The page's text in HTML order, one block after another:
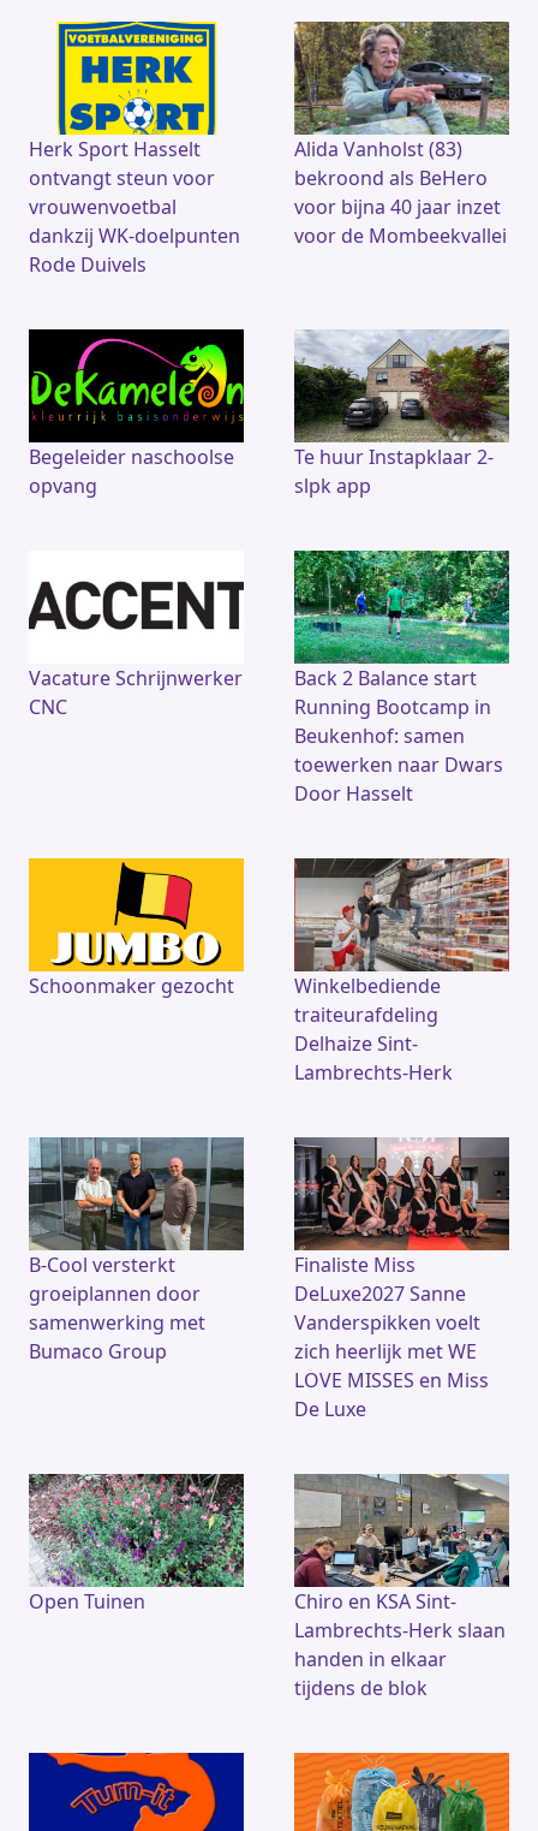
Herk Sport Hasselt
ontvangt steun voor
vrouwenvoetbal
dankzij WK-doelpunten
Rode Duivels
Alida Vanholst (83)
bekroond als BeHero
voor bijna 40 jaar inzet
voor de Mombeekvallei
Begeleider naschoolse
opvang
Te huur Instapklaar 2-
slpk app
Vacature Schrijnwerker
CNC
Back 2 Balance start
Running Bootcamp in
Beukenhof: samen
toewerken naar Dwars
Door Hasselt
Schoonmaker gezocht
Winkelbediende
traiteurafdeling
Delhaize Sint-
Lambrechts-Herk
B-Cool versterkt
groeiplannen door
samenwerking met
Bumaco Group
Finaliste Miss
DeLuxe2027 Sanne
Vanderspikken voelt
zich heerlijk met WE
LOVE MISSES en Miss
De Luxe
Open Tuinen
Chiro en KSA Sint-
Lambrechts-Herk slaan
handen in elkaar
tijdens de blok